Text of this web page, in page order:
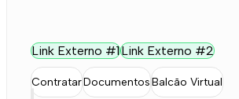
Link Externo #1Link Externo #2
ContratarDocumentosBalcão Virtual